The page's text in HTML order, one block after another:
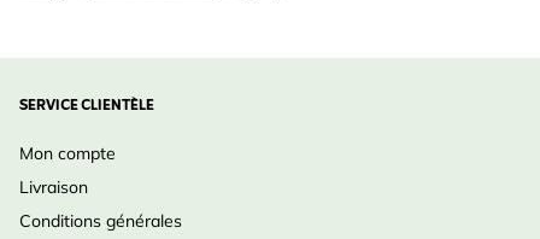
SERVICE CLIENTÈLE
Mon compte
Livraison
Conditions générales